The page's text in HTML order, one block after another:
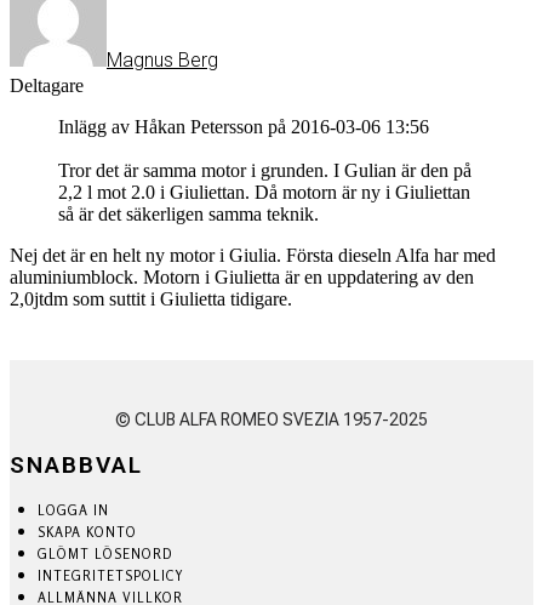
Magnus Berg
Deltagare
Inlägg av Håkan Petersson på 2016-03-06 13:56
Tror det är samma motor i grunden. I Gulian är den på
2,2 l mot 2.0 i Giuliettan. Då motorn är ny i Giuliettan
så är det säkerligen samma teknik.
Nej det är en helt ny motor i Giulia. Första dieseln Alfa har med
aluminiumblock. Motorn i Giulietta är en uppdatering av den
2,0jtdm som suttit i Giulietta tidigare.
© CLUB ALFA ROMEO SVEZIA 1957-2025
SNABBVAL
LOGGA IN
SKAPA KONTO
GLÖMT LÖSENORD
INTEGRITETSPOLICY
ALLMÄNNA VILLKOR